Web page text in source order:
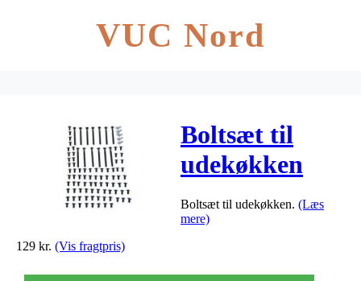
VUC Nord
Boltsæt til
udekøkken
Boltsæt til udekøkken. (Læs
mere)
129 kr. (Vis fragtpris)